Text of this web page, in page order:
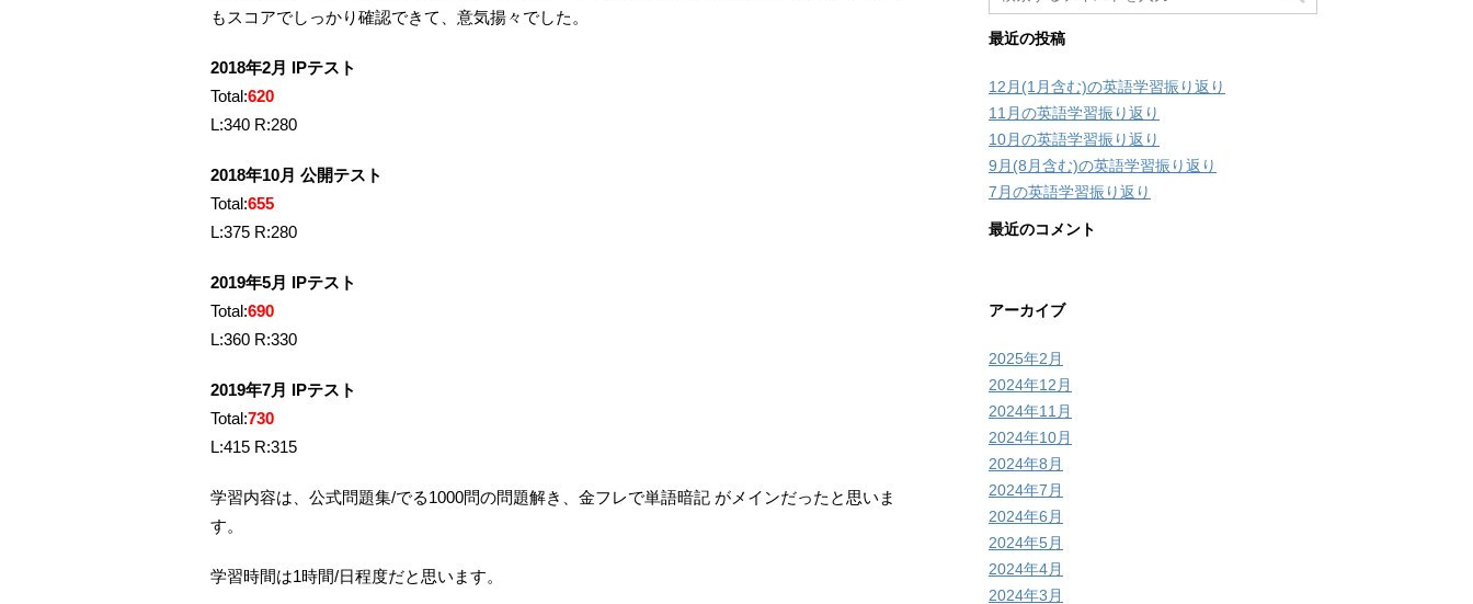
もスコアでしっかり確認できて、意気揚々でした。
2018年2月 IPテスト
Total:620
L:340 R:280
2018年10月 公開テスト
Total:655
L:375 R:280
2019年5月 IPテスト
Total:690
L:360 R:330
2019年7月 IPテスト
Total:730
L:415 R:315
学習内容は、公式問題集/でる1000問の問題解き、金フレで単語暗記 がメインだったと思いま
す。
学習時間は1時間/日程度だと思います。
最近の投稿
12月(1月含む)の英語学習振り返り
11月の英語学習振り返り
10月の英語学習振り返り
9月(8月含む)の英語学習振り返り
7月の英語学習振り返り
最近のコメント
アーカイブ
2025年2月
2024年12月
2024年11月
2024年10月
2024年8月
2024年7月
2024年6月
2024年5月
2024年4月
2024年3月